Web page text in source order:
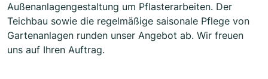
Außenanlagengestaltung um Pflasterarbeiten. Der
Teichbau sowie die regelmäßige saisonale Pflege von
Gartenanlagen runden unser Angebot ab. Wir freuen
uns auf Ihren Auftrag.